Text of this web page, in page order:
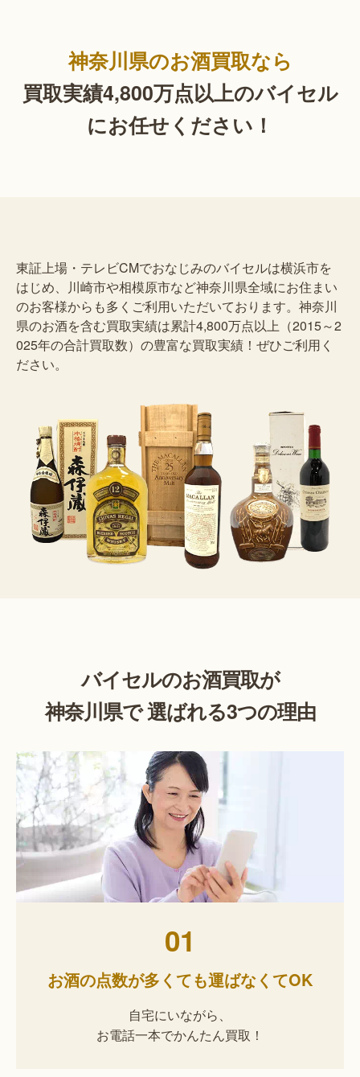
神奈川県のお酒買取なら
買取実績4,800万点以上のバイセル
にお任せください！
東証上場・テレビCMでおなじみのバイセルは横浜市を
はじめ、川崎市や相模原市など神奈川県全域にお住まい
のお客様からも多くご利用いただいております。神奈川
県のお酒を含む買取実績は累計4,800万点以上（2015～2
025年の合計買取数）の豊富な買取実績！ぜひご利用く
ださい。
バイセルのお酒買取が
神奈川県で 選ばれる3つの理由
01
お酒の点数が多くても運ばなくてOK
自宅にいながら、
お電話一本でかんたん買取！